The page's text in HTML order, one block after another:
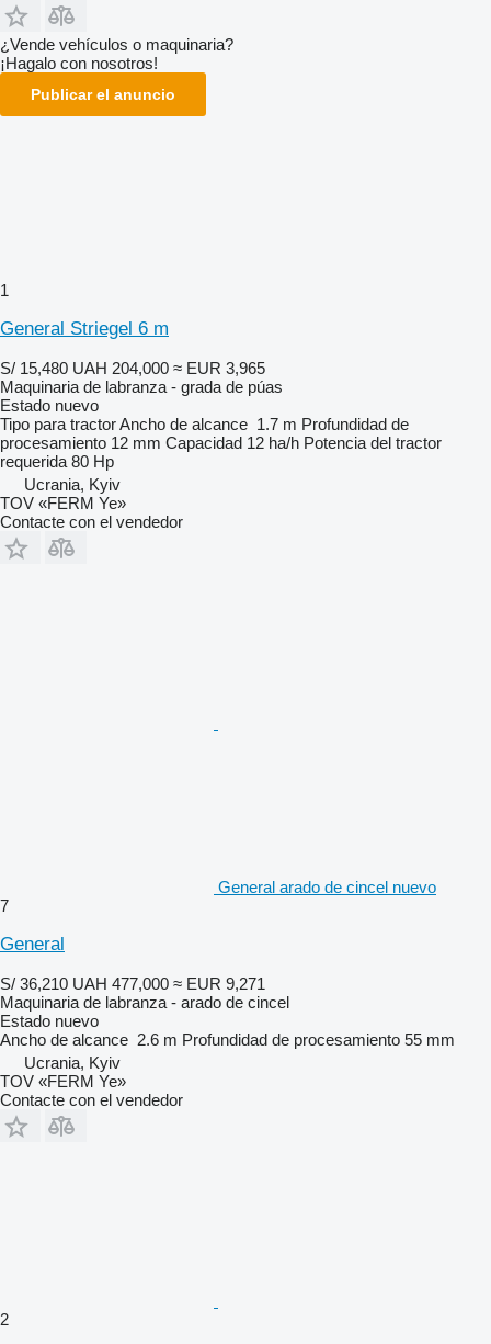
¿Vende vehículos o maquinaria?
¡Hagalo con nosotros!
Publicar el anuncio
1
General Striegel 6 m
S/ 15,480 UAH 204,000 ≈ EUR 3,965
Maquinaria de labranza - grada de púas
Estado nuevo
Tipo para tractorAncho de alcance 1.7 m Profundidad de
procesamiento 12 mm Capacidad 12 ha/h Potencia del tractor
requerida 80 Hp
Ucrania, Kyiv
TOV «FERM Ye»
Contacte con el vendedor
General arado de cincel nuevo
7
General
S/ 36,210 UAH 477,000 ≈ EUR 9,271
Maquinaria de labranza - arado de cincel
Estado nuevo
Ancho de alcance 2.6 m Profundidad de procesamiento 55 mm
Ucrania, Kyiv
TOV «FERM Ye»
Contacte con el vendedor
2